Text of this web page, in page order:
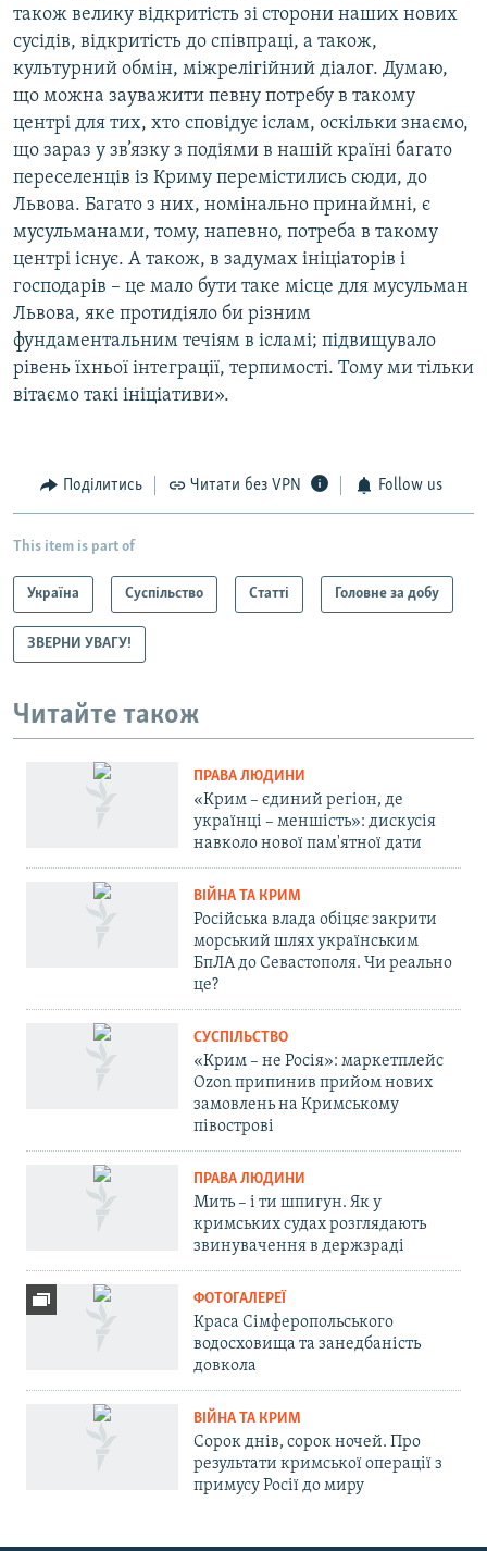
також велику відкритість зі сторони наших нових
сусідів, відкритість до співпраці, а також,
культурний обмін, міжрелігійний діалог. Думаю,
що можна зауважити певну потребу в такому
центрі для тих, хто сповідує іслам, оскільки знаємо,
що зараз у зв’язку з подіями в нашій країні багато
переселенців із Криму перемістились сюди, до
Львова. Багато з них, номінально принаймні, є
мусульманами, тому, напевно, потреба в такому
центрі існує. А також, в задумах ініціаторів і
господарів – це мало бути таке місце для мусульман
Львова, яке протидіяло би різним
фундаментальним течіям в ісламі; підвищувало
рівень їхньої інтеграції, терпимості. Тому ми тільки
вітаємо такі ініціативи».
Поділитись Читати без VPN Follow us
This item is part of
Україна Суспільство Статті Головне за добу
ЗВЕРНИ УВАГУ!
Читайте також
ПРАВА ЛЮДИНИ
«Крим – єдиний регіон, де
українці – меншість»: дискусія
навколо нової пам'ятної дати
ВІЙНА ТА КРИМ
Російська влада обіцяє закрити
морський шлях українським
БпЛА до Севастополя. Чи реально
це?
СУСПІЛЬСТВО
«Крим – не Росія»: маркетплейс
Ozon припинив прийом нових
замовлень на Кримському
півострові
ПРАВА ЛЮДИНИ
Мить – і ти шпигун. Як у
кримських судах розглядають
звинувачення в держзраді
ФОТОГАЛЕРЕЇ
Краса Сімферопольського
водосховища та занедбаність
довкола
ВІЙНА ТА КРИМ
Сорок днів, сорок ночей. Про
результати кримської операції з
примусу Росії до миру